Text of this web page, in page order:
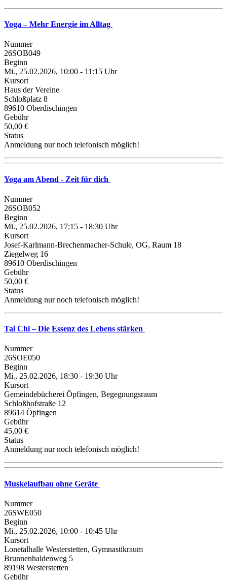
Yoga – Mehr Energie im Alltag
Nummer
26SOB049
Beginn
Mi., 25.02.2026, 10:00 - 11:15 Uhr
Kursort
Haus der Vereine
Schloßplatz 8
89610 Oberdischingen
Gebühr
50,00 €
Status
Anmeldung nur noch telefonisch möglich!
Yoga am Abend - Zeit für dich
Nummer
26SOB052
Beginn
Mi., 25.02.2026, 17:15 - 18:30 Uhr
Kursort
Josef-Karlmann-Brechenmacher-Schule, OG, Raum 18
Ziegelweg 16
89610 Oberdischingen
Gebühr
50,00 €
Status
Anmeldung nur noch telefonisch möglich!
Tai Chi – Die Essenz des Lebens stärken
Nummer
26SOE050
Beginn
Mi., 25.02.2026, 18:30 - 19:30 Uhr
Kursort
Gemeindebücherei Öpfingen, Begegnungsraum
Schloßhofstraße 12
89614 Öpfingen
Gebühr
45,00 €
Status
Anmeldung nur noch telefonisch möglich!
Muskelaufbau ohne Geräte
Nummer
26SWE050
Beginn
Mi., 25.02.2026, 10:00 - 10:45 Uhr
Kursort
Lonetalhalle Westerstetten, Gymnastikraum
Brunnenhaldenweg 5
89198 Westerstetten
Gebühr